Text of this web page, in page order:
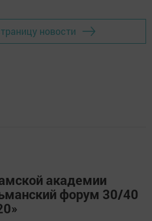
новости
академии
форум 30/40